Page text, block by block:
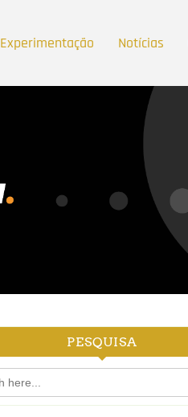
Experimentação Notícias
PESQUISA